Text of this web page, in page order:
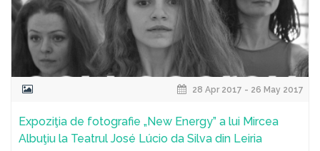
28 Apr 2017 - 26 May 2017
Expoziţia de fotografie „New Energy” a lui Mircea
Albuţiu la Teatrul José Lúcio da Silva din Leiria